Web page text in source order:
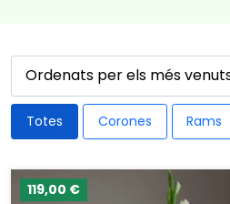
Totes Corones Rams
119,00 €